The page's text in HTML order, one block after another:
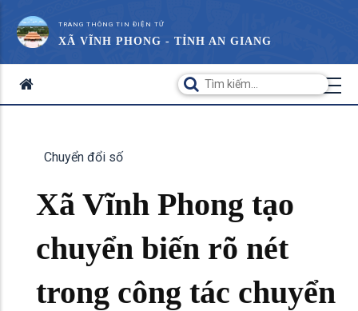
TRANG THÔNG TIN ĐIỆN TỬ
XÃ VĨNH PHONG - TỈNH AN GIANG
Chuyển đổi số
Xã Vĩnh Phong tạo
chuyển biến rõ nét
trong công tác chuyển